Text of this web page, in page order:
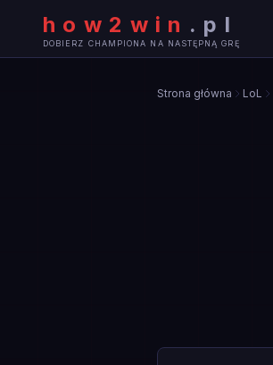
how2win . pl
DOBIERZ CHAMPIONA NA NASTĘPNĄ GRĘ
Strona główna LoL